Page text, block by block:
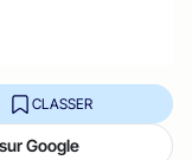
CLASSER
Google